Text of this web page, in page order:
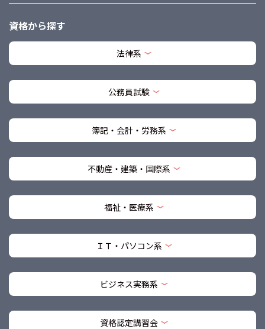
資格から探す
法律系
公務員試験
簿記・会計・労務系
不動産・建築・国際系
福祉・医療系
ＩＴ・パソコン系
ビジネス実務系
資格認定講習会